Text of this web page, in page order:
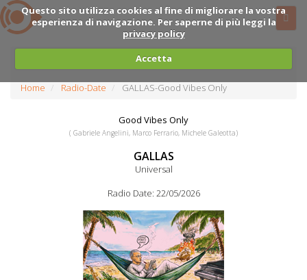
Questo sito utilizza cookies al fine di migliorare la vostra
esperienza di navigazione. Per saperne di più leggi la
privacy policy
Accetta
Home Radio-Date GALLAS-Good Vibes Only
Good Vibes Only
( Gabriele Angelini, Marco Ferrario, Michele Galeotta)
GALLAS
Universal
Radio Date: 22/05/2026